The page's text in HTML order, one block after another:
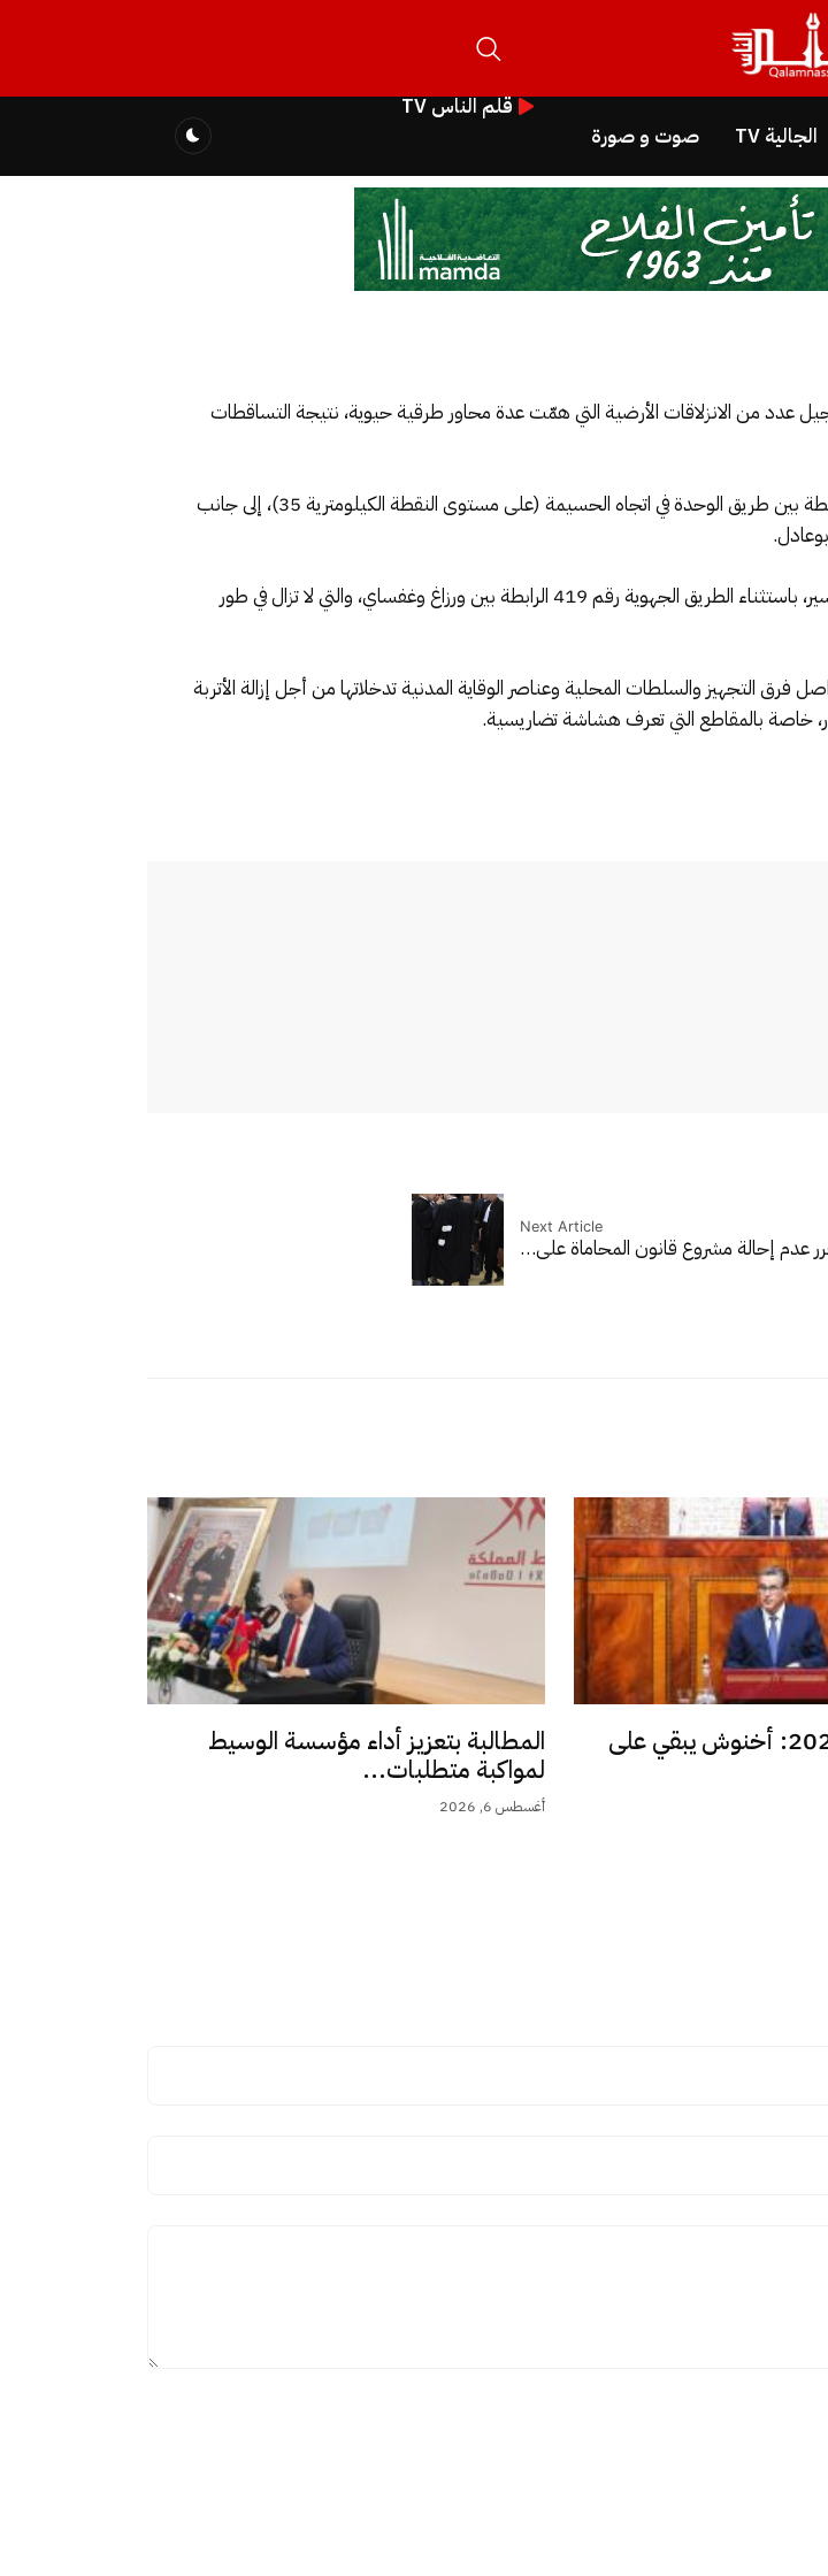
الجالية TV صوت و صورة
قلم الناس TV
عدد من الانزلاقات الأرضية التي همّت عدة محاور طرقية حيوية، نتيجة التساقطات
وحسب المعطيات المتوفرة، فقد طالت الانزلاقات الطريق الوطنية رقم 8 الرابطة بين طريق الوحدة في اتجاه الحسيمة (على مستوى النقطة الكيلومترية 35)، إلى جانب
وأكدت المصادر ذاتها أن مختلف هذه الطرق لا تزال مفتوحة في وجه حركة السير، باستثناء الطريق الجهوية رقم 419 الرابطة بين ورزاغ وغفساي، والتي لا تزال في طور
التجهيز والسلطات المحلية وعناصر الوقاية المدنية تدخلاتها من أجل إزالة الأتربة
خاصة بالمقاطع التي تعرف هشاشة تضاريسية.
Next Article
عدم إحالة مشروع قانون المحاماة على…
قانون المالية 2027: أخنوش يبقي على المطالبة بتعزيز أداء مؤسسة الوسيط
لمواكبة متطلبات...
أغسطس 6, 2026